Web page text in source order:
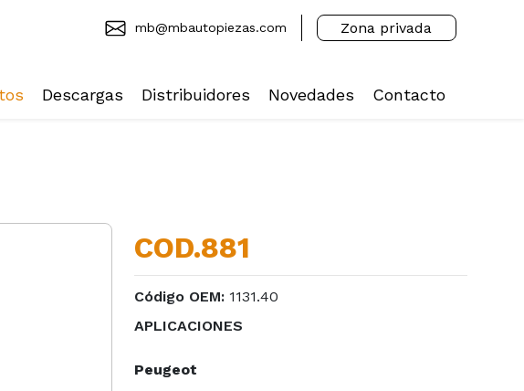
mb@mbautopiezas.com Zona privada
Descargas Distribuidores Novedades Contacto
COD.881
Código OEM: 1131.40
APLICACIONES
Peugeot